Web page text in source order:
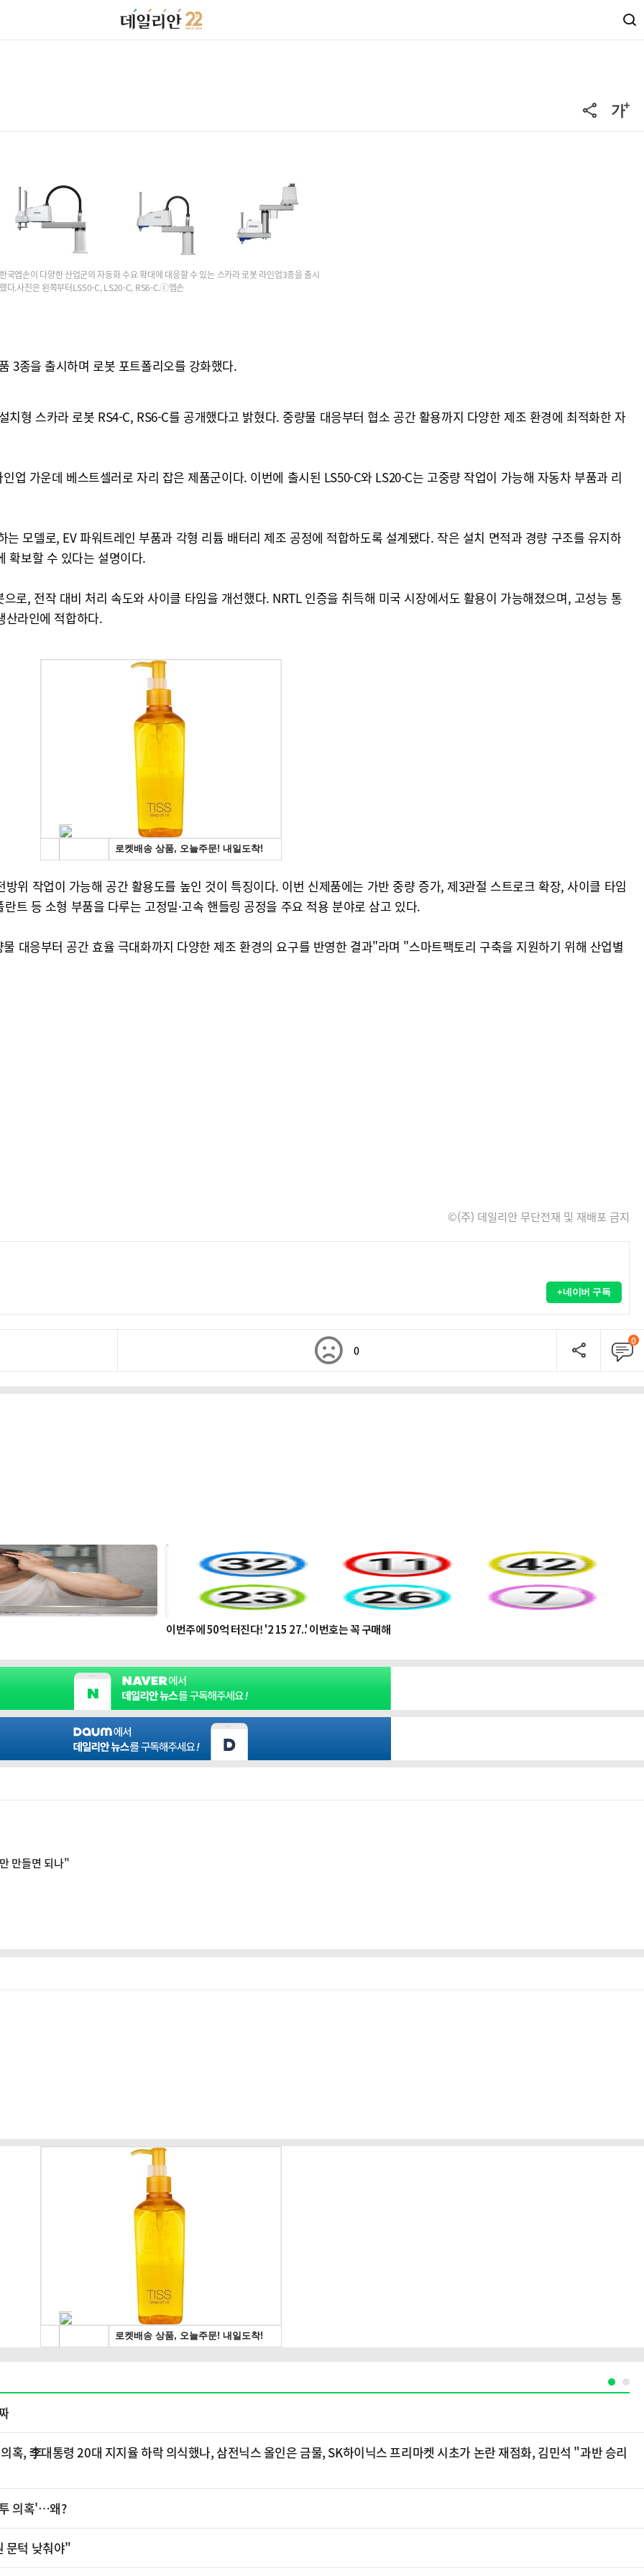
한국엡손이 다양한 산업군의 자동화 수요 확대에 대응할 수 있는 스카라 로봇 라인업3종을 출시
했다.사진은 왼쪽부터LS50-C, LS20-C, RS6-C.ⓒ엡손
3종을 출시하며 로봇 포트폴리오를 강화했다.
형 스카라 로봇 RS4-C, RS6-C를 공개했다고 밝혔다. 중량물 대응부터 협소 공간 활용까지 다양한 제조 환경에 최적화한 자
업 가운데 베스트셀러로 자리 잡은 제품군이다. 이번에 출시된 LS50-C와 LS20-C는 고중량 작업이 가능해 자동차 부품과 리
모델로, EV 파워트레인 부품과 각형 리튬 배터리 제조 공정에 적합하도록 설계됐다. 작은 설치 면적과 경량 구조를 유지하
확보할 수 있다는 설명이다.
로, 전작 대비 처리 속도와 사이클 타임을 개선했다. NRTL 인증을 취득해 미국 시장에서도 활용이 가능해졌으며, 고성능 통
산라인에 적합하다.
위 작업이 가능해 공간 활용도를 높인 것이 특징이다. 이번 신제품에는 가반 중량 증가, 제3관절 스트로크 확장, 사이클 타임
트 등 소형 부품을 다루는 고정밀·고속 핸들링 공정을 주요 적용 분야로 삼고 있다.
대응부터 공간 효율 극대화까지 다양한 제조 환경의 요구를 반영한 결과"라며 "스마트팩토리 구축을 지원하기 위해 산업별
©(주) 데일리안 무단전재 및 재배포 금지
+네이버 구독
0
0
만들면 되나"
혹, 李대통령 20대 지지율 하락 의식했나, 삼전닉스 올인은 금물, SK하이닉스 프리마켓 시초가 논란 재점화, 김민석 "과반 승리
의혹'…왜?
문턱 낮춰야"